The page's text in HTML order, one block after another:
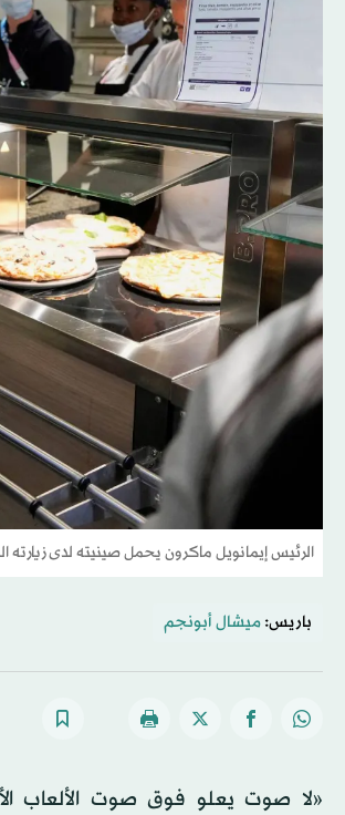
الرئيس إيمانويل ماكرون يحمل صينيته لدى زيارته
باريس: ميشال أبونجم
«لا صوت يعلو فوق صوت الألعاب